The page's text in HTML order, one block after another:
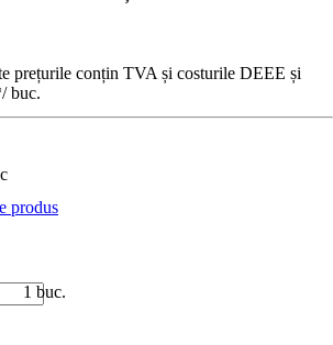
prețurile conțin TVA și costurile DEEE și
/ buc.
produs
1 buc.